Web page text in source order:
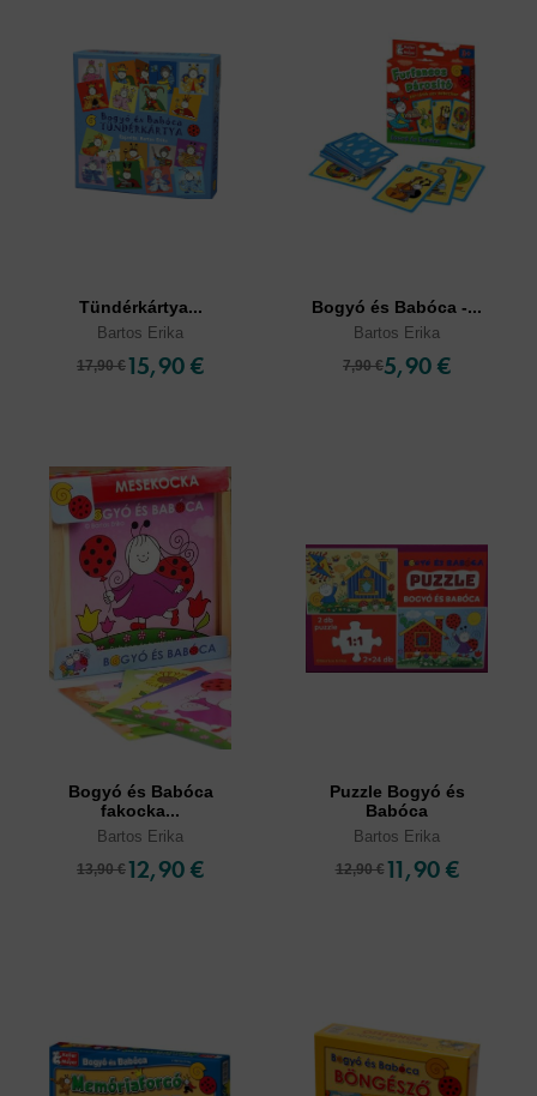
Tündérkártya...
Bartos Erika
17,90 €15,90 €
Bogyó és Babóca -...
Bartos Erika
7,90 €5,90 €
Bogyó és Babóca
fakocka...
Bartos Erika
13,90 €12,90 €
Puzzle Bogyó és
Babóca
Bartos Erika
12,90 € 11,90 €